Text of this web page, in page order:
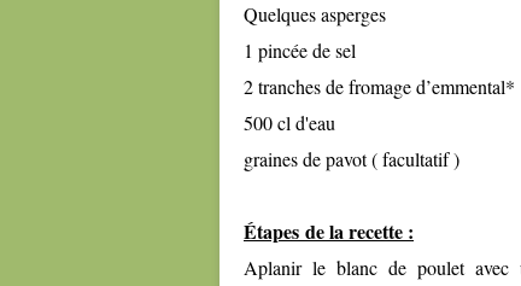
Quelques asperges
1 pincée de sel
2 tranches de fromage
500 cl d'eau
graines de pavot ( facultatif )
Étapes de la recette :
Aplanir le blanc de poulet avec